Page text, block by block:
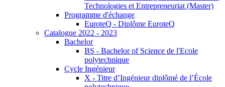
Technologies et Entrepreneuriat (Master)
Programme d'échange
EuroteQ - Diplôme EuroteQ
Catalogue 2022 - 2023
Bachelor
BS - Bachelor of Science de l'Ecole
polytechnique
Cycle Ingénieur
X - Titre d’Ingénieur diplômé de l’École